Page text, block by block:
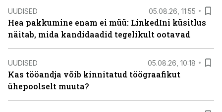
UUDISED 05.08.26, 11:55
Hea pakkumine enam ei müü: LinkedIni küsitlus
näitab, mida kandidaadid tegelikult ootavad
UUDISED 05.08.26, 10:18
Kas tööandja võib kinnitatud töögraafikut
ühepoolselt muuta?